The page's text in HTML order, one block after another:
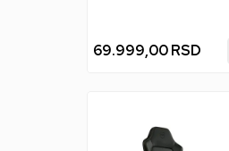
69.999,00RSD